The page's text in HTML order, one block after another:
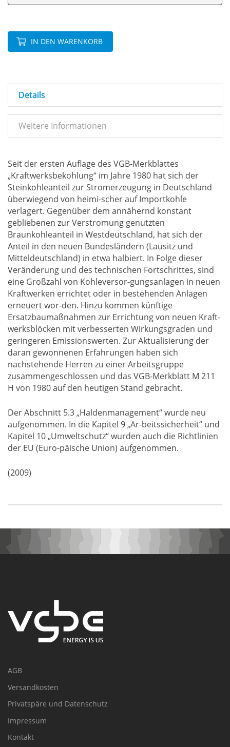
IN DEN WARENKORB
Details
Weitere Informationen
Seit der ersten Auflage des VGB-Merkblattes
„Kraftwerksbekohlung“ im Jahre 1980 hat sich der
Steinkohleanteil zur Stromerzeugung in Deutschland
überwiegend von heimi-scher auf Importkohle
verlagert. Gegenüber dem annähernd konstant
gebliebenen zur Verstromung genutzten
Braunkohleanteil in Westdeutschland, hat sich der
Anteil in den neuen Bundesländern (Lausitz und
Mitteldeutschland) in etwa halbiert. In Folge dieser
Veränderung und des technischen Fortschrittes, sind
eine Großzahl von Kohleversor-gungsanlagen in neuen
Kraftwerken errichtet oder in bestehenden Anlagen
erneuert wor-den. Hinzu kommen künftige
Ersatzbaumaßnahmen zur Errichtung von neuen Kraft-
werksblöcken mit verbesserten Wirkungsgraden und
geringeren Emissionswerten. Zur Aktualisierung der
daran gewonnenen Erfahrungen haben sich
nachstehende Herren zu einer Arbeitsgruppe
zusammengeschlossen und das VGB-Merkblatt M 211
H von 1980 auf den heutigen Stand gebracht.
Der Abschnitt 5.3 „Haldenmanagement“ wurde neu
aufgenommen. In die Kapitel 9 „Ar-beitssicherheit“ und
Kapitel 10 „Umweltschutz“ wurden auch die Richtlinien
der EU (Euro-päische Union) aufgenommen.
(2009)
AGB
Versandkosten
Privatspäre und Datenschutz
Impressum
Kontakt